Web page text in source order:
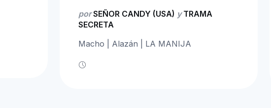
porSEÑOR CANDY (USA) yTRAMA
SECRETA
Macho | Alazán | LA MANIJA